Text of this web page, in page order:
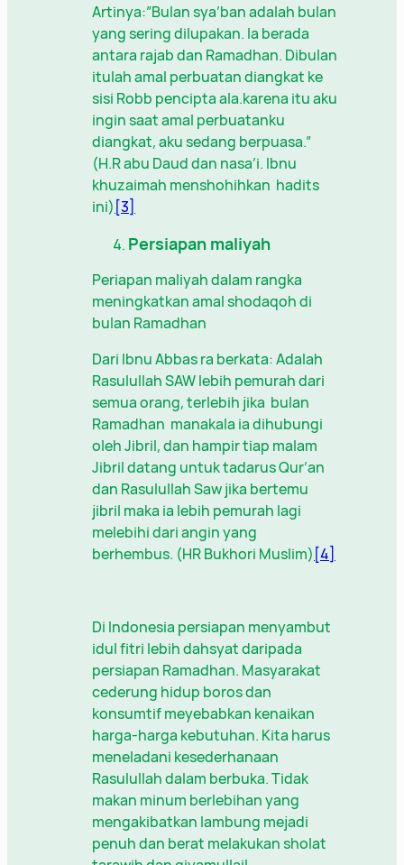
Artinya:”Bulan sya’ban adalah bulan
yang sering dilupakan. Ia berada
antara rajab dan Ramadhan. Dibulan
itulah amal perbuatan diangkat ke
sisi Robb pencipta ala.karena itu aku
ingin saat amal perbuatanku
diangkat, aku sedang berpuasa.”
(H.R abu Daud dan nasa’i. Ibnu
khuzaimah menshohihkan hadits
ini) [3]
Persiapan maliyah
Periapan maliyah dalam rangka
meningkatkan amal shodaqoh di
bulan Ramadhan
Dari Ibnu Abbas ra berkata: Adalah
Rasulullah SAW lebih pemurah dari
semua orang, terlebih jika bulan
Ramadhan manakala ia dihubungi
oleh Jibril, dan hampir tiap malam
Jibril datang untuk tadarus Qur’an
dan Rasulullah Saw jika bertemu
jibril maka ia lebih pemurah lagi
melebihi dari angin yang
berhembus. (HR Bukhori Muslim) [4]
Di Indonesia persiapan menyambut
idul fitri lebih dahsyat daripada
persiapan Ramadhan. Masyarakat
cederung hidup boros dan
konsumtif meyebabkan kenaikan
harga-harga kebutuhan. Kita harus
meneladani kesederhanaan
Rasulullah dalam berbuka. Tidak
makan minum berlebihan yang
mengakibatkan lambung mejadi
penuh dan berat melakukan sholat